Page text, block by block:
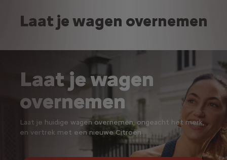
Laat je wagen overnemen
Laat je wagen
overnemen
Laat je huidige wagen overnemen, ongeacht het merk,
en vertrek met een nieuwe Citroën